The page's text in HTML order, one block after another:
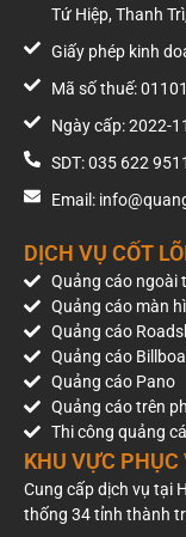
Tứ Hiệp, Thanh
Giấy phép kinh
Mã số thuế:
Ngày cấp: 2022-
SDT: 035 622 9511
Email:
DỊCH VỤ CỐT
Quảng cáo ngoài
Quảng cáo màn
Quảng cáo
Quảng cáo
Quảng cáo Pano
Quảng cáo trên
Thi công quảng
KHU VỰC PHỤC
Cung cấp dịch vụ tại
thống 34 tỉnh thành